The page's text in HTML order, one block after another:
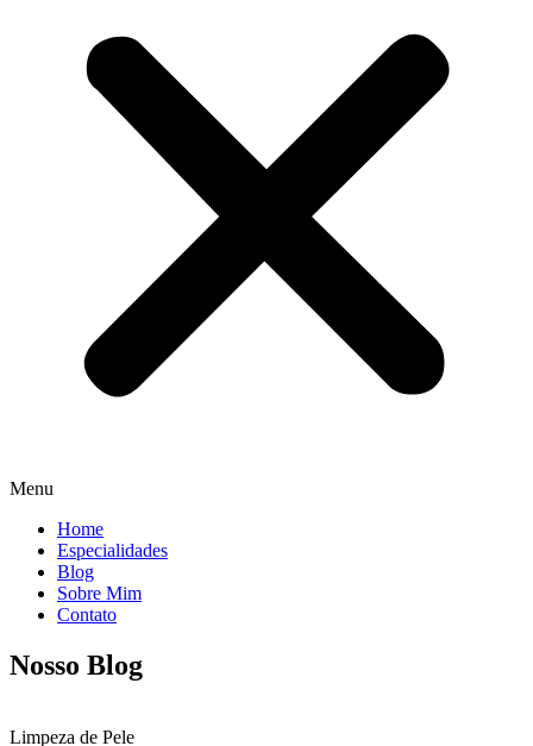
Menu
Home
Especialidades
Blog
Sobre Mim
Contato
Nosso Blog
Limpeza de Pele